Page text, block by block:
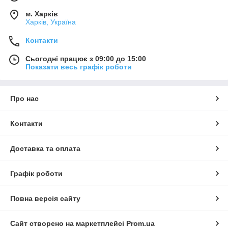
м. Харків
Харків, Україна
Контакти
Сьогодні працює з 09:00 до 15:00
Показати весь графік роботи
Про нас
Контакти
Доставка та оплата
Графік роботи
Повна версія сайту
Сайт створено на маркетплейсі Prom.ua